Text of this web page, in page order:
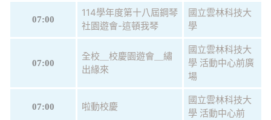
07:00
114學年度第十八屆鋼琴
社園遊會-這頓我琴
國立雲林科技大
學
07:00
全校＿校慶園遊會＿繡
出緣來
國立雲林科技大
學 活動中心前廣
場
07:00 啦動校慶
國立雲林科技大
學 活動中心前